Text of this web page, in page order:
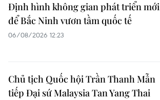
Định hình không gian phát triển mới
để Bắc Ninh vươn tầm quốc tế
06/08/2026 12:23
Chủ tịch Quốc hội Trần Thanh Mẫn
tiếp Đại sứ Malaysia Tan Yang Thai